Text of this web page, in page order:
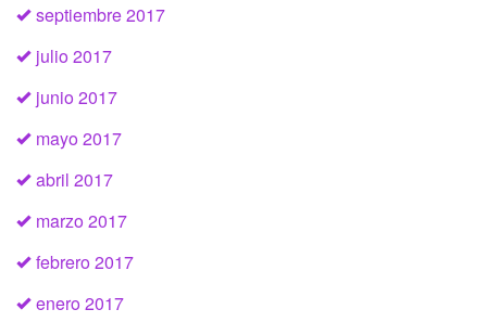
septiembre 2017
julio 2017
junio 2017
mayo 2017
abril 2017
marzo 2017
febrero 2017
enero 2017